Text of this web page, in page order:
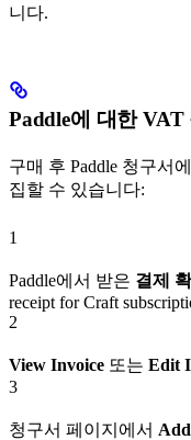
니다.
Paddle에 대한 VAT
구매 후 Paddle 청구서
집할 수 있습니다:
1
Paddle에서 받은 결제
receipt for Craft
2
View Invoice 또는 Edit
3
청구서 페이지에서